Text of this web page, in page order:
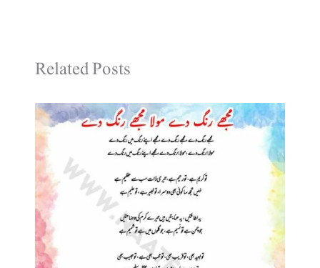
Related Posts